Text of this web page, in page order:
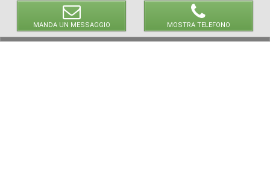
MANDA UN MESSAGGIO MOSTRA TELEFONO